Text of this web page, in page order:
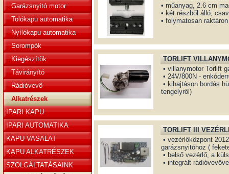
Garázsnyitó motor
Tolókapu automatika
Nyílókapu automatika
Sorompók
Kiegészítõk
Távirányító
Rádióvevõ
Alkatrészek
IPARI KAPU
IPARI AUTOMATIKA
KAPU VASALAT
KAPU ALKATRÉSZEK
SZOLGÁLTATÁSAINK
• műanyag, 2.6 cm
• két részből álló,
• folymatosan raktáron
TORLIFT
• villanymotor Torlift
• 24V/800N -
• kihajtáson bordás
tengelyről)
TORLIFT III
• vezérlőközpont
garázsnyitóhoz (
• belső vezérlő, a
• integrált